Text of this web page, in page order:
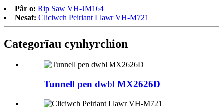
Pâr o: Rip Saw VH-JM164
Nesaf: Cliciwch Peiriant Llawr VH-M721
Categorïau cynhyrchion
Tunnell pen dwbl MX2626D